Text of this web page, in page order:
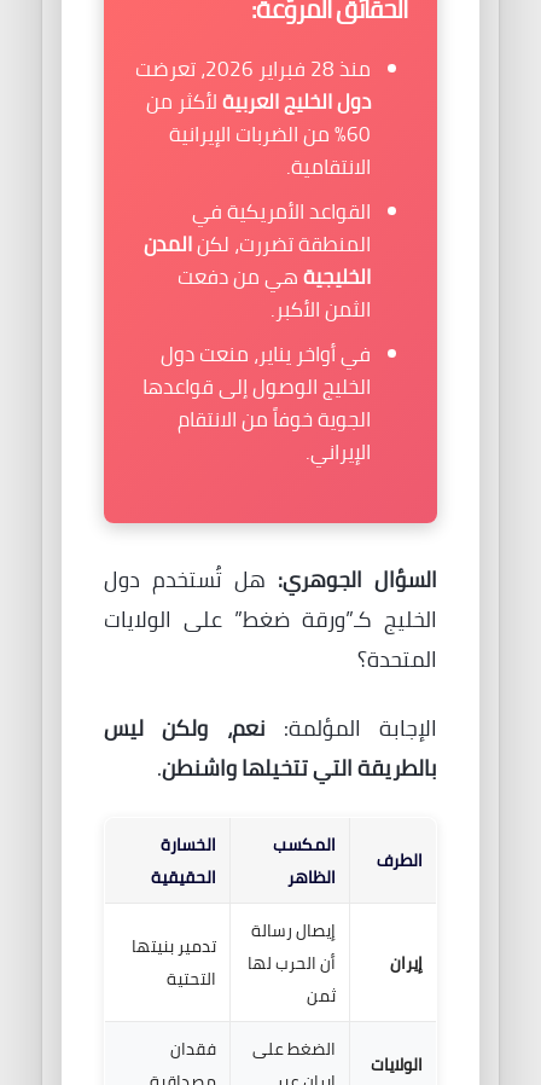
منذ 28 فبراير 2026، تعرضت
دول الخليج العربيةلأكثر من
60% من الضربات الإيرانية
الانتقامية.
القواعد الأمريكية في
المنطقة تضررت، لكنالمدن
الخليجيةهي من دفعت
الثمن الأكبر.
في أواخر يناير، منعت دول
الخليج الوصول إلى قواعدها
الجوية خوفاً من الانتقام
الإيراني.
السؤال الجوهري: هل تُستخدم دول
الخليج كـ”ورقة ضغط” على الولايات
المتحدة؟
الإجابة المؤلمة: نعم، ولكن ليس
بالطريقة التي تتخيلها واشنطن.
الطرف
المكسب
الظاهر
الخسارة
الحقيقية
إيران
إيصال رسالة
أن الحرب لها
ثمن
تدمير بنيتها
التحتية
الولايات
الضغط على
فقدان